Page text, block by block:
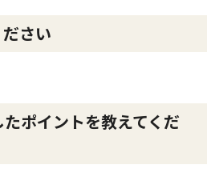
さい
ポイントを教えてくだ